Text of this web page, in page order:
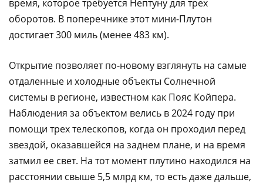
время, которое требуется Нептуну для трех
оборотов. В поперечнике этот мини-Плутон
достигает 300 миль (менее 483 км).
Открытие позволяет по-новому взглянуть на самые
отдаленные и холодные объекты Солнечной
системы в регионе, известном как Пояс Койпера.
Наблюдения за объектом велись в 2024 году при
помощи трех телескопов, когда он проходил перед
звездой, оказавшейся на заднем плане, и на время
затмил ее свет. На тот момент плутино находился на
расстоянии свыше 5,5 млрд км, то есть даже дальше,